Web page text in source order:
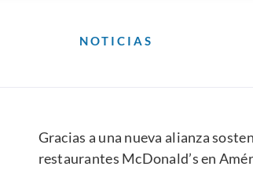
NOTICIAS
Gracias a una nueva alianza
restaurantes McDonald’s en